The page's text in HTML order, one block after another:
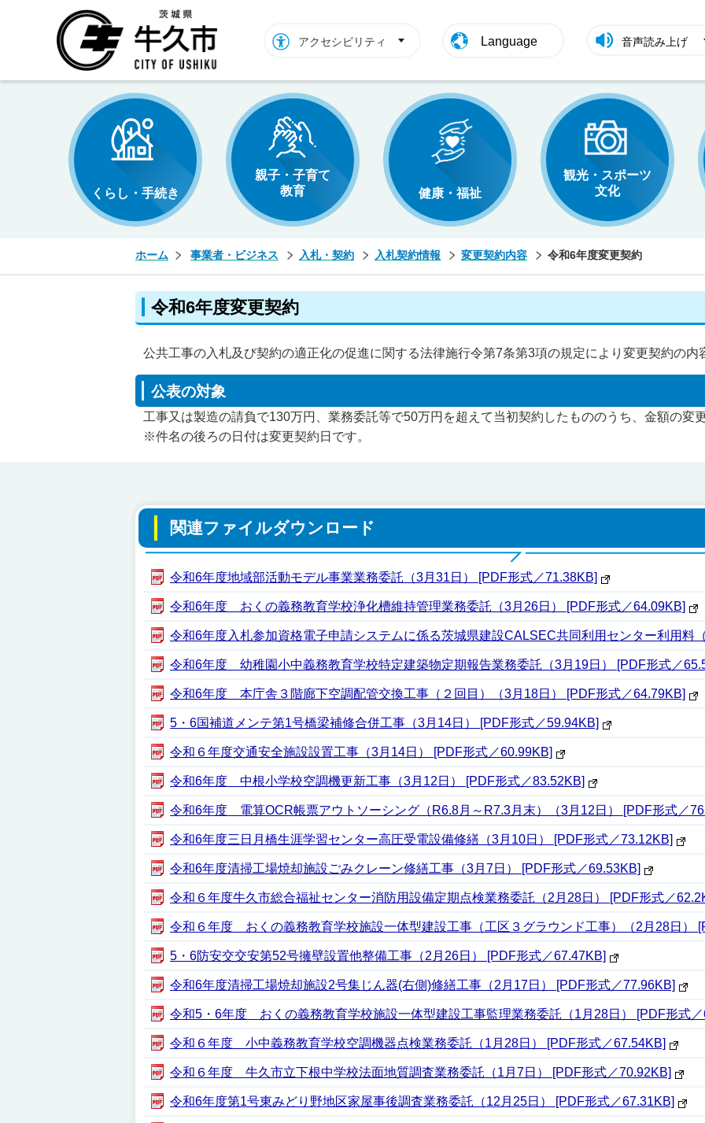
アクセシビリティ Language 音声読み上げ
くらし・手続き
親子・子育て
教育
健康・福祉
観光・スポーツ
文化
ホーム 事業者・ビジネス 入札・契約 入札契約情報 変更契約内容 令和6年度変更契約
令和6年度変更契約
公共工事の入札及び契約の適正化の促進に関する法律施行令第7条第3項の規定により変更契約の内
公表の対象
工事又は製造の請負で130万円、業務委託等で50万円を超えて当初契約したもののうち、金額の変
※件名の後ろの日付は変更契約日です。
関連ファイルダウンロード
令和6年度地域部活動モデル事業業務委託（3月31日） [PDF形式／71.38KB]
令和6年度 おくの義務教育学校浄化槽維持管理業務委託（3月26日） [PDF形式／64.09KB]
令和6年度入札参加資格電子申請システムに係る茨城県建設CALSEC共同利用センター利用料
令和6年度 幼稚園小中義務教育学校特定建築物定期報告業務委託（3月19日） [PDF形式／
令和6年度 本庁舎３階廊下空調配管交換工事（２回目）（3月18日） [PDF形式／64.79KB]
5・6国補道メンテ第1号橋梁補修合併工事（3月14日） [PDF形式／59.94KB]
令和６年度交通安全施設設置工事（3月14日） [PDF形式／60.99KB]
令和6年度 中根小学校空調機更新工事（3月12日） [PDF形式／83.52KB]
令和6年度 電算OCR帳票アウトソーシング（R6.8月～R7.3月末）（3月12日） [PDF形式／
令和6年度三日月橋生涯学習センター高圧受電設備修繕（3月10日） [PDF形式／73.12KB]
令和6年度清掃工場焼却施設ごみクレーン修繕工事（3月7日） [PDF形式／69.53KB]
令和６年度牛久市総合福祉センター消防用設備定期点検業務委託（2月28日） [PDF形式／
令和６年度 おくの義務教育学校施設一体型建設工事（工区３グラウンド工事）（2月28日）
5・6防安交交安第52号擁壁設置他整備工事（2月26日） [PDF形式／67.47KB]
令和6年度清掃工場焼却施設2号集じん器(右側)修繕工事（2月17日） [PDF形式／77.96KB]
令和5・6年度 おくの義務教育学校施設一体型建設工事監理業務委託（1月28日） [PDF形式
令和６年度 小中義務教育学校空調機器点検業務委託（1月28日） [PDF形式／67.54KB]
令和６年度 牛久市立下根中学校法面地質調査業務委託（1月7日） [PDF形式／70.92KB]
令和6年度第1号東みどり野地区家屋事後調査業務委託（12月25日） [PDF形式／67.31KB]